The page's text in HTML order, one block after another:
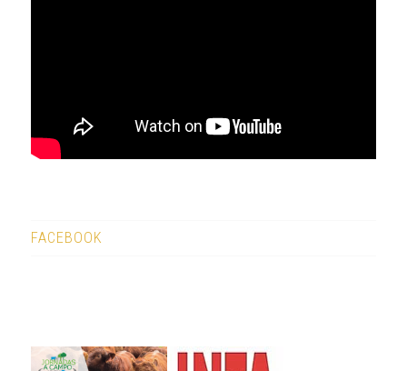
FACEBOOK